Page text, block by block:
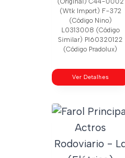
(Original) C44-0002
(Wtk Import) F-372
(Código Nino)
L0313008 (Código
Similar) Pl60320122
(Código Pradolux)
Ver Detalhes